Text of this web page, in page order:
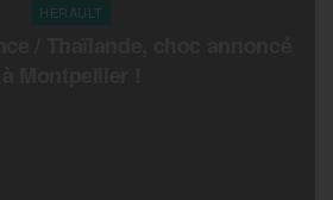
HERAULT